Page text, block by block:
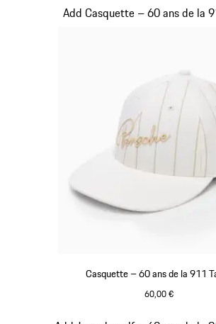
Casquette – 60 ans de la 911
60,00 €
Add Casquette – 60 ans de la
Diapositive 3 sur 20